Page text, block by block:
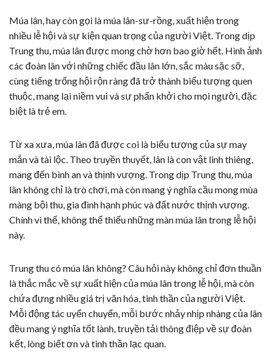
Múa lân, hay còn gọi là múa lân-sư-rồng, xuất hiện trong
nhiều lễ hội và sự kiện quan trọng của người Việt. Trong dịp
Trung thu, múa lân được mong chờ hơn bao giờ hết. Hình ảnh
các đoàn lân với những chiếc đầu lân lớn, sắc màu sặc sỡ,
cùng tiếng trống hội rộn ràng đã trở thành biểu tượng quen
thuộc, mang lại niềm vui và sự phấn khởi cho mọi người, đặc
biệt là trẻ em.
Từ xa xưa, múa lân đã được coi là biểu tượng của sự may
mắn và tài lộc. Theo truyền thuyết, lân là con vật linh thiêng,
mang đến bình an và thịnh vượng. Trong dịp Trung thu, múa
lân không chỉ là trò chơi, mà còn mang ý nghĩa cầu mong mùa
màng bội thu, gia đình hạnh phúc và đất nước thịnh vượng.
Chính vì thế, không thể thiếu những màn múa lân trong lễ hội
này.
Trung thu có múa lân không? Câu hỏi này không chỉ đơn thuần
là thắc mắc về sự xuất hiện của múa lân trong lễ hội, mà còn
chứa đựng nhiều giá trị văn hóa, tinh thần của người Việt.
Mỗi động tác uyển chuyển, mỗi bước nhảy nhịp nhàng của lân
đều mang ý nghĩa tốt lành, truyền tải thông điệp về sự đoàn
kết, lòng biết ơn và tinh thần lạc quan.